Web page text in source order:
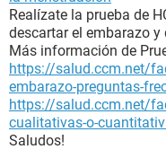
Realízate la prueba de
descartar el embarazo
Más información de
https://salud.ccm.net/
embarazo-preguntas-
https://salud.ccm.net/
cualitativas-o-
Saludos!